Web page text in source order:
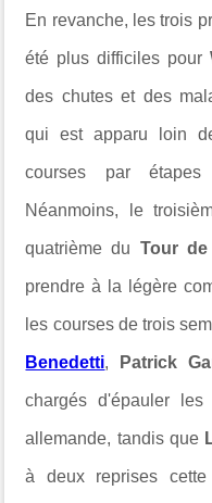
En revanche, les trois
été plus difficiles pour
des chutes et des
qui est apparu loin
courses par
Néanmoins, le
quatrième du Tour de
prendre à la légère
les courses de trois
Benedetti, Patrick
chargés d'épauler
allemande, tandis que
à deux reprises